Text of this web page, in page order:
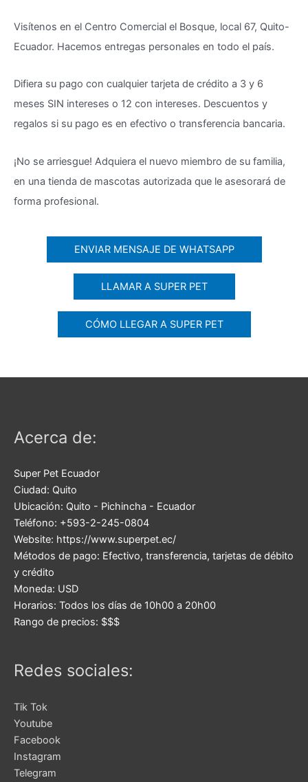
Visítenos en el Centro Comercial el Bosque, local 67, Quito-
Ecuador. Hacemos entregas personales en todo el país.
Difiera su pago con cualquier tarjeta de crédito a 3 y 6
meses SIN intereses o 12 con intereses. Descuentos y
regalos si su pago es en efectivo o transferencia bancaria.
¡No se arriesgue! Adquiera el nuevo miembro de su familia,
en una tienda de mascotas autorizada que le asesorará de
forma profesional.
ENVIAR MENSAJE DE WHATSAPP
LLAMAR A SUPER PET
CÓMO LLEGAR A SUPER PET
Acerca de:
Super Pet Ecuador
Ciudad: Quito
Ubicación: Quito - Pichincha - Ecuador
Teléfono: +593-2-245-0804
Website: https://www.superpet.ec/
Métodos de pago: Efectivo, transferencia, tarjetas de débito
y crédito
Moneda: USD
Horarios: Todos los días de 10h00 a 20h00
Rango de precios: $$$
Redes sociales:
Tik Tok
Youtube
Facebook
Instagram
Telegram